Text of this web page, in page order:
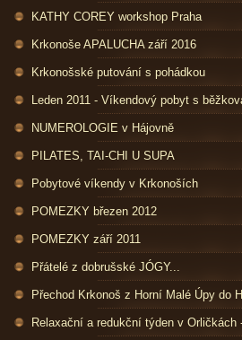
KATHY COREY workshop Praha
Krkonoše APALUCHA září 2016
Krkonošské putování s pohádkou
Leden 2011 - Víkendový pobyt s
NUMEROLOGIE v Hájovně
PILATES, TAI-CHI U SUPA
Pobytové víkendy v Krkonoších
POMEZKY březen 2012
POMEZKY září 2011
Přátelé z dobrušské JÓGY...
Přechod Krkonoš z Horní Malé Úpy do
Relaxační a redukční týden v Orličkách